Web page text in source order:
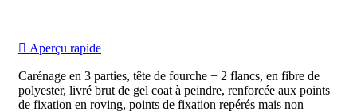
 Aperçu rapide
Carénage en 3 parties, tête de fourche + 2 flancs, en fibre de
polyester, livré brut de gel coat à peindre, renforcée aux points
de fixation en roving, points de fixation repérés mais non